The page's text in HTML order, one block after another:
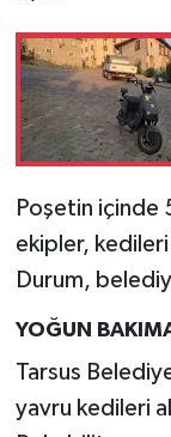
Poşetin içinde
ekipler, kedileri
Durum,
YOĞUN
Tarsus
yavru kedileri